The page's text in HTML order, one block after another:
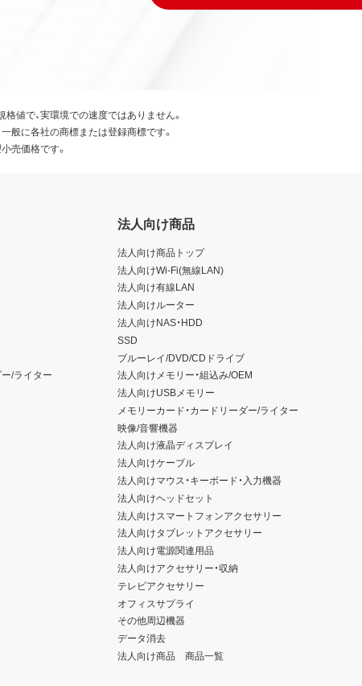
値で、実環境での速度ではありません。
般に各社の商標または登録商標です。
売価格です。
/ライター
法人向け商品
法人向け商品トップ
法人向けWi-Fi(無線LAN)
法人向け有線LAN
法人向けルーター
法人向けNAS・HDD
SSD
ブルーレイ/DVD/CDドライブ
法人向けメモリー・組込み/OEM
法人向けUSBメモリー
メモリーカード・カードリーダー/ライター
映像/音響機器
法人向け液晶ディスプレイ
法人向けケーブル
法人向けマウス・キーボード・入力機器
法人向けヘッドセット
法人向けスマートフォンアクセサリー
法人向けタブレットアクセサリー
法人向け電源関連用品
法人向けアクセサリー・収納
テレビアクセサリー
オフィスサプライ
その他周辺機器
データ消去
法人向け商品 商品一覧